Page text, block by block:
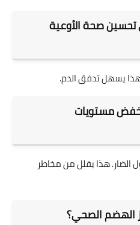
صحة الأوعية
يسهل تدفق الدم.
مستويات
هذا يقلل من مخاطر
الهضم الصحي؟